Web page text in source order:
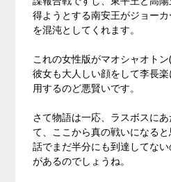
得ようとする南安王がジョー
を混沌としてくれます。
これの女性版がマオシャオトン
彼女も大人しい顔をして李長
用するのど悪賢いです。
さて物語は一応、ラスボスに
て、ここから真の戦いになる
話でまだ半分にも到達してな
があるのでしょうね。